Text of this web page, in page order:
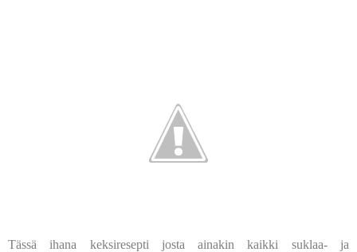
Tässä ihana keksiresepti josta ainakin kaikki suklaa- ja